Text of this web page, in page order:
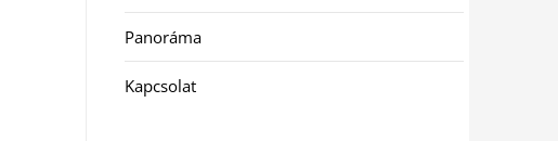
Panoráma
Kapcsolat